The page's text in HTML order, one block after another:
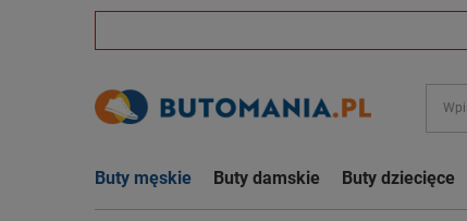
Buty męskie Buty damskie Buty dziecięce